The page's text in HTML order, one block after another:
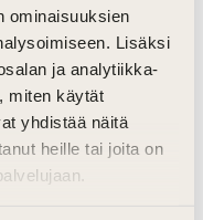
ominaisuuksien
Lisäksi
ja analytiikka-
miten käytät
yhdistää näitä
heille tai joita on